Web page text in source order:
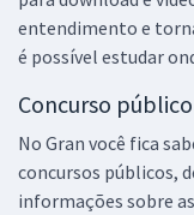
entendimento e
é possível estudar
Concurso
No Gran você fica
concursos públicos,
informações sobre